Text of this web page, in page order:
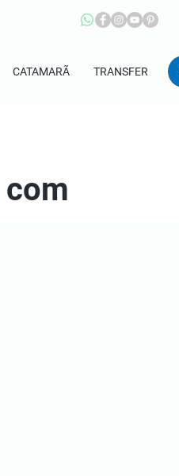
CATAMARÃ TRANSFER